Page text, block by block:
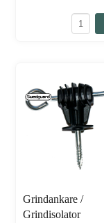
Grindankare /
Grindisolator